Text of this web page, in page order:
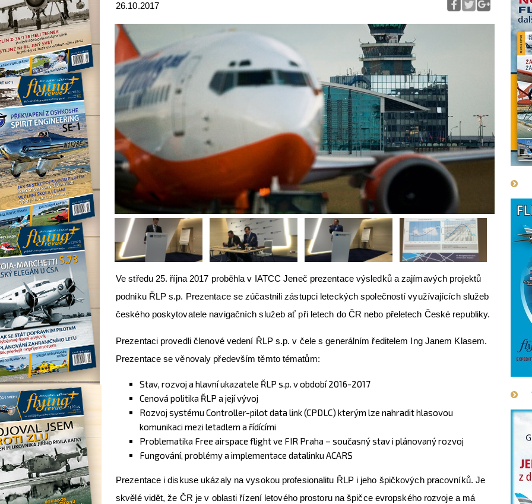
26.10.2017
Ve středu 25. října 2017 proběhla v IATCC Jeneč prezentace výsledků a zajímavých projektů
podniku ŘLP s.p. Prezentace se zúčastnili zástupci leteckých společností využívajících služeb
českého poskytovatele navigačních služeb ať při letech do ČR nebo přeletech České republiky.
Prezentaci provedli členové vedení ŘLP s.p. v čele s generálním ředitelem Ing Janem Klasem.
Prezentace se věnovaly především těmto tématům:
Stav, rozvoj a hlavní ukazatele ŘLP s.p. v období 2016-2017
Cenová politika ŘLP a její vývoj
Rozvoj systému Controller-pilot data link (CPDLC) kterým lze nahradit hlasovou
komunikaci mezi letadlem a řídícími
Problematika Free airspace flight ve FIR Praha – současný stav i plánovaný rozvoj
Fungování, problémy a implementace datalinku ACARS
Prezentace i diskuse ukázaly na vysokou profesionalitu ŘLP i jeho špičkových pracovníků. Je
skvělé vidět, že ČR je v oblasti řízení letového prostoru na špičce evropského rozvoje a má